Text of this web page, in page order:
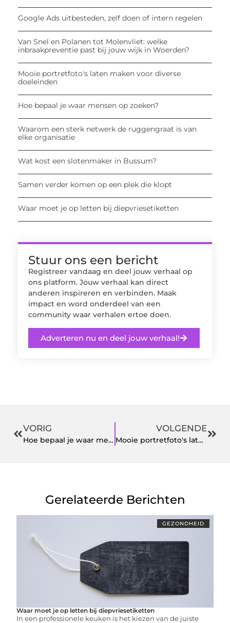
Google Ads uitbesteden, zelf doen of intern regelen
Van Snel en Polanen tot Molenvliet: welke
inbraakpreventie past bij jouw wijk in Woerden?
Mooie portretfoto's laten maken voor diverse
doeleinden
Hoe bepaal je waar mensen op zoeken?
Waarom een sterk netwerk de ruggengraat is van
elke organisatie
Wat kost een slotenmaker in Bussum?
Samen verder komen op een plek die klopt
Waar moet je op letten bij diepvriesetiketten
Stuur ons een bericht
Registreer vandaag en deel jouw verhaal op
ons platform. Jouw verhaal kan direct
anderen inspireren en verbinden. Maak
impact en word onderdeel van een
community waar verhalen ertoe doen.
Adverteren nu en deel jouw verhaal!
VORIG
Hoe bepaal je waar mensen op zoeken?
VOLGENDE
Mooie portretfoto's laten maken voor diverse doeleinden
Gerelateerde Berichten
GEZONDHEID
Waar moet je op letten bij diepvriesetiketten
In een professionele keuken is het kiezen van de juiste